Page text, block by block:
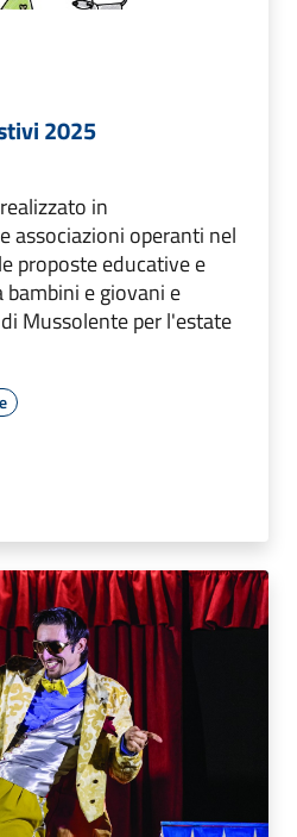
2025
in
associazioni operanti nel
proposte educative e
e giovani e
Mussolente per l'estate